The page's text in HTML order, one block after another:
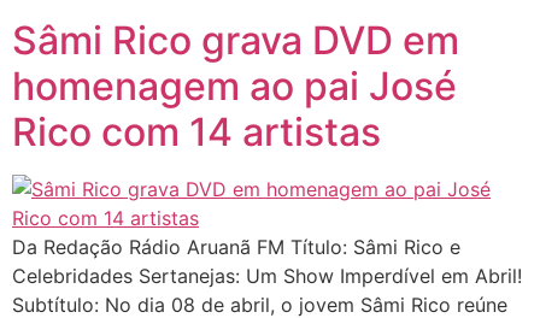
Sâmi Rico grava DVD em
homenagem ao pai José
Rico com 14 artistas
Da Redação Rádio Aruanã FM Título: Sâmi Rico e
Celebridades Sertanejas: Um Show Imperdível em Abril!
Subtítulo: No dia 08 de abril, o jovem Sâmi Rico reúne